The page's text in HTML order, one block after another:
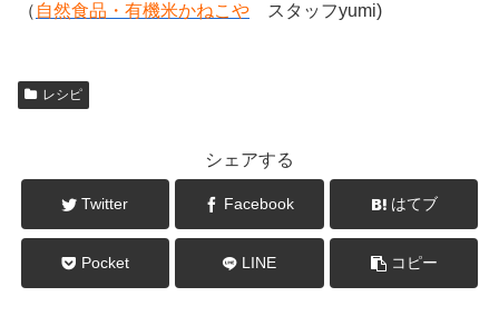
（ 自然食品・有機米かねこや スタッフyumi)
レシピ
シェアする
Twitter Facebook はてブ
Pocket LINE コピー